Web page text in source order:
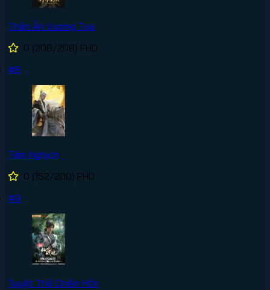
Thần Ấn Vương Tọa
0 (208/208) FHD
#8
Tiên Nghịch
0 (152/200) FHD
#9
Tuyệt Thế Chiến Hồn